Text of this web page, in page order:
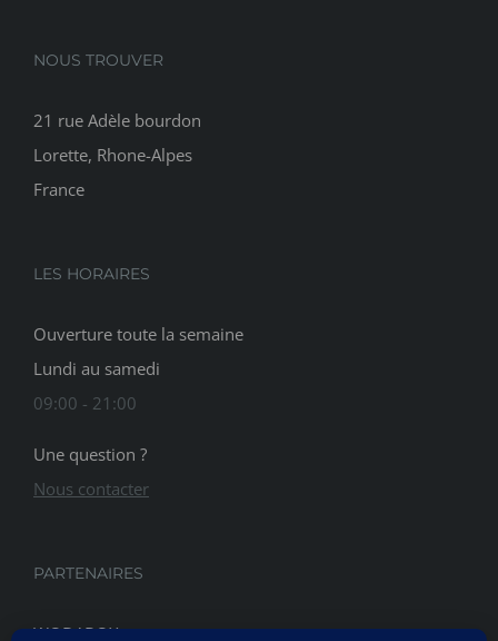
NOUS TROUVER
21 rue Adèle bourdon
Lorette, Rhone-Alpes
France
LES HORAIRES
Ouverture toute la semaine
Lundi au samedi
09:00 - 21:00
Une question ?
Nous contacter
PARTENAIRES
WODABOX